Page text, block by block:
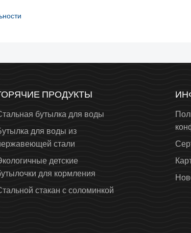
ПРОДУКТЫ
бутылка для воды
для воды из
стали
детские
для кормления
стакан с соломинкой